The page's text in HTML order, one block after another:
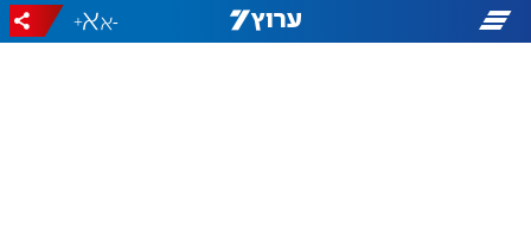
-
+